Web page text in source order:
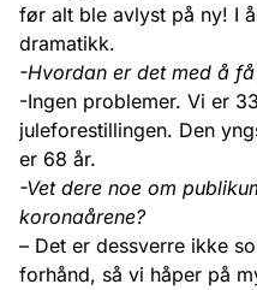
før alt ble avlyst på ny! I
dramatikk.
-Hvordan er det med å
-Ingen problemer. Vi er
juleforestillingen. Den
er 68 år.
-Vet dere noe om
koronaårene?
– Det er dessverre ikke
forhånd, så vi håper på